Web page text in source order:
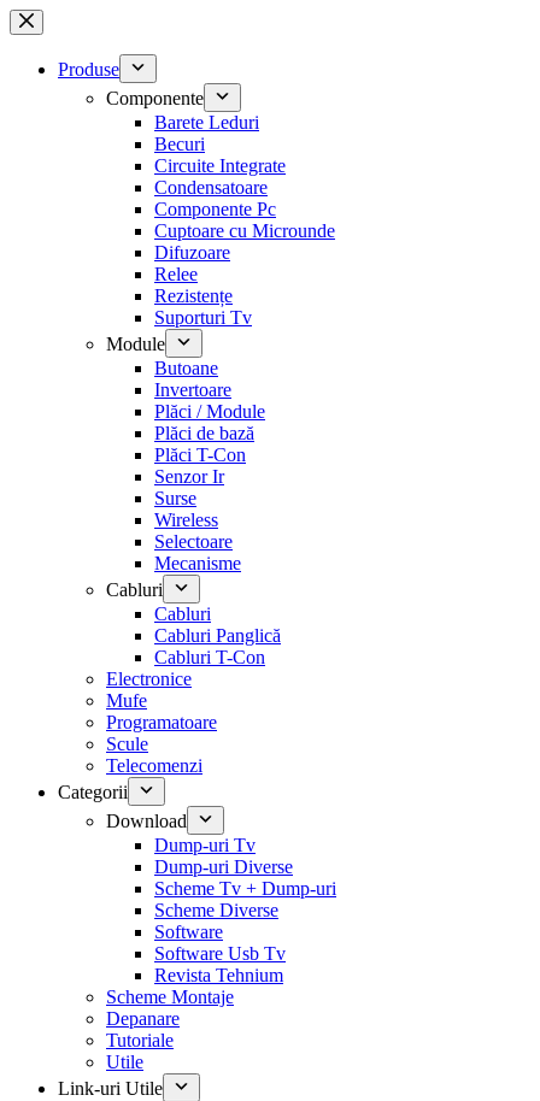
Sari
la
conținutProduse
Componente
Barete Leduri
Becuri
Circuite Integrate
Condensatoare
Componente Pc
Cuptoare cu Microunde
Difuzoare
Relee
Rezistențe
Suporturi Tv
Module
Butoane
Invertoare
Plăci / Module
Plăci de bază
Plăci T-Con
Senzor Ir
Surse
Wireless
Selectoare
Mecanisme
Cabluri
Cabluri
Cabluri Panglică
Cabluri T-Con
Electronice
Mufe
Programatoare
Scule
Telecomenzi
Categorii
Download
Dump-uri Tv
Dump-uri Diverse
Scheme Tv + Dump-uri
Scheme Diverse
Software
Software Usb Tv
Revista Tehnium
Scheme Montaje
Depanare
Tutoriale
Utile
Link-uri Utile